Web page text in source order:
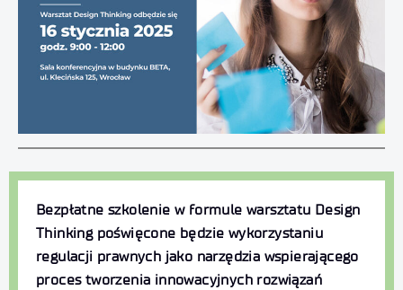
Bezpłatne szkolenie w formule warsztatu Design
Thinking poświęcone będzie wykorzystaniu
regulacji prawnych jako narzędzia wspierającego
proces tworzenia innowacyjnych rozwiązań